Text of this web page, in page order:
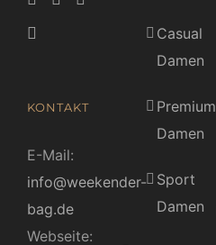
KONTAKT
E-Mail:
info@weekender-
bag.de
Webseite:
Casual
Damen
Premium
Damen
Sport
Damen